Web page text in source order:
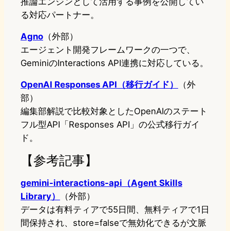
る対応パートナー。
Agno （外部）
エージェント開発フレームワークの一つで、
GeminiのInteractions API連携に対応している。
OpenAI Responses API（移行ガイド）
（外
部）
編集部解説で比較対象としたOpenAIのステート
フル型API「Responses API」の公式移行ガイ
ド。
【参考記事】
gemini-interactions-api（Agent Skills
Library）
（外部）
データは有料ティアで55日間、無料ティアで1日
間保持され、store=falseで無効化できるが文脈